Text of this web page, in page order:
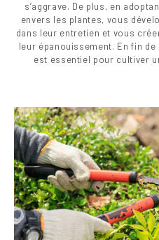
s’aggrave. De plus, en
envers les plantes, vous
dans leur entretien et vous
leur épanouissement. En fin
est essentiel pour cultiver